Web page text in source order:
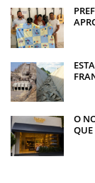
O
QUE